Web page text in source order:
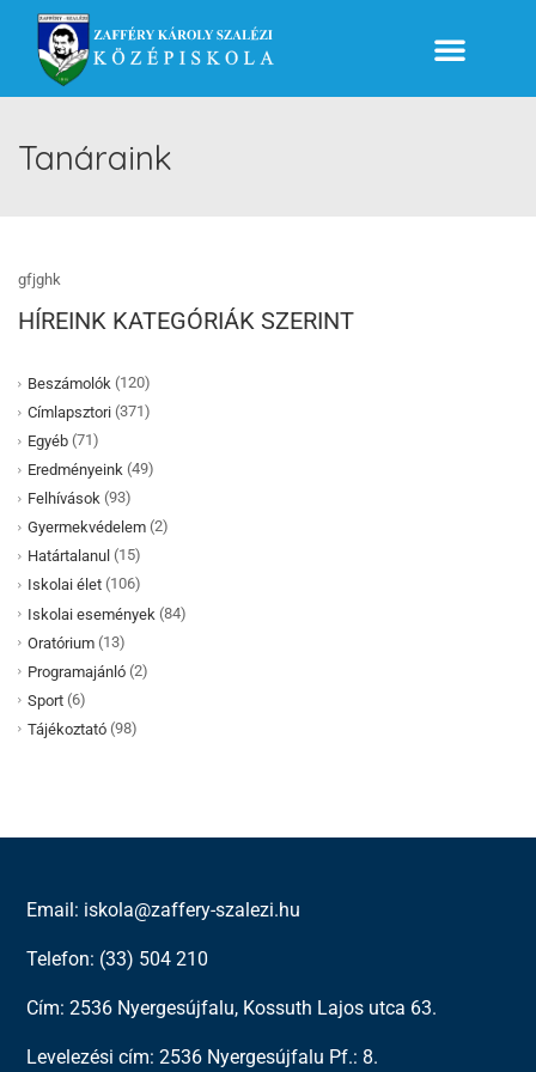
Tanáraink
gfjghk
HÍREINK KATEGÓRIÁK SZERINT
Beszámolók (120)
Címlapsztori (371)
Egyéb (71)
Eredményeink (49)
Felhívások (93)
Gyermekvédelem (2)
Határtalanul (15)
Iskolai élet (106)
Iskolai események (84)
Oratórium (13)
Programajánló (2)
Sport (6)
Tájékoztató (98)
Email: iskola@zaffery-szalezi.hu
Telefon: (33) 504 210
Cím: 2536 Nyergesújfalu, Kossuth Lajos utca 63.
Levelezési cím: 2536 Nyergesújfalu Pf.: 8.